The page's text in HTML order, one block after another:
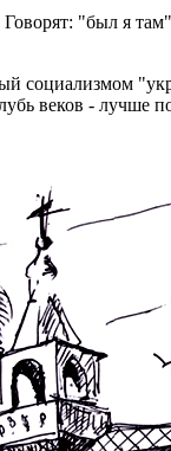
"был я
социализмом
веков - лучше